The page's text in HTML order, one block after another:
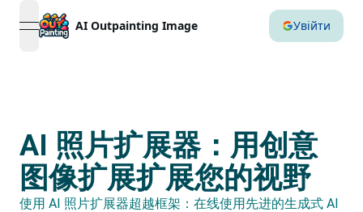
open navigation menu
AI Outpainting Image Увійти
AI 照片扩展器：用创意
图像扩展扩展您的视野
使用 AI 照片扩展器超越框架：在线使用先进的生成式 AI